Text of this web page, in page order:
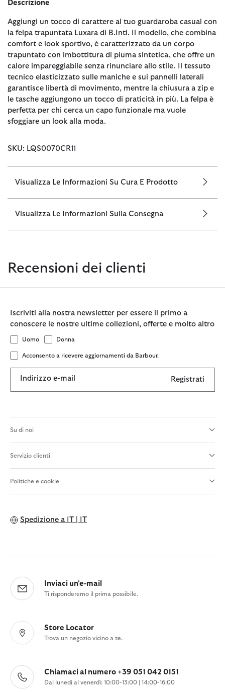
Descrizione
Aggiungi un tocco di carattere al tuo guardaroba casual con
la felpa trapuntata Luxara di B.Intl. Il modello, che combina
comfort e look sportivo, è caratterizzato da un corpo
trapuntato con imbottitura di piuma sintetica, che offre un
calore impareggiabile senza rinunciare allo stile. Il tessuto
tecnico elasticizzato sulle maniche e sui pannelli laterali
garantisce libertà di movimento, mentre la chiusura a zip e
le tasche aggiungono un tocco di praticità in più. La felpa è
perfetta per chi cerca un capo funzionale ma vuole
sfoggiare un look alla moda.
SKU: LQS0070CR11
Visualizza Le Informazioni Su Cura E Prodotto
Visualizza Le Informazioni Sulla Consegna
Recensioni dei clienti
Iscriviti alla nostra newsletter per essere il primo a
conoscere le nostre ultime collezioni, offerte e molto altro
Uomo Donna
Acconsento a ricevere aggiornamenti da Barbour.
Indirizzo e-mail Registrati
Su di noi
Servizio clienti
Politiche e cookie
Spedizione a IT | IT
Inviaci un'e-mail
Ti risponderemo il prima possibile.
Store Locator
Trova un negozio vicino a te.
Chiamaci al numero +39 051 042 0151
Dal lunedì al venerdì: 10:00-13:00 | 14:00-16:00